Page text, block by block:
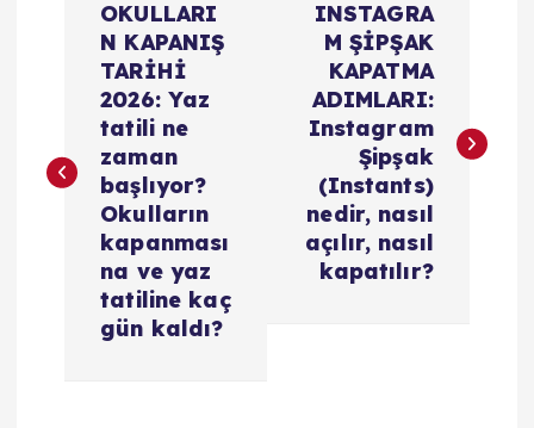
ı
OKULLARI
N KAPANIŞ
TARİHİ
2026: Yaz
tatili ne
zaman
başlıyor?
Okulların
kapanması
na ve yaz
tatiline kaç
gün kaldı?
INSTAGRA
M ŞİPŞAK
KAPATMA
ADIMLARI:
Instagram
Şipşak
(Instants)
nedir, nasıl
açılır, nasıl
kapatılır?